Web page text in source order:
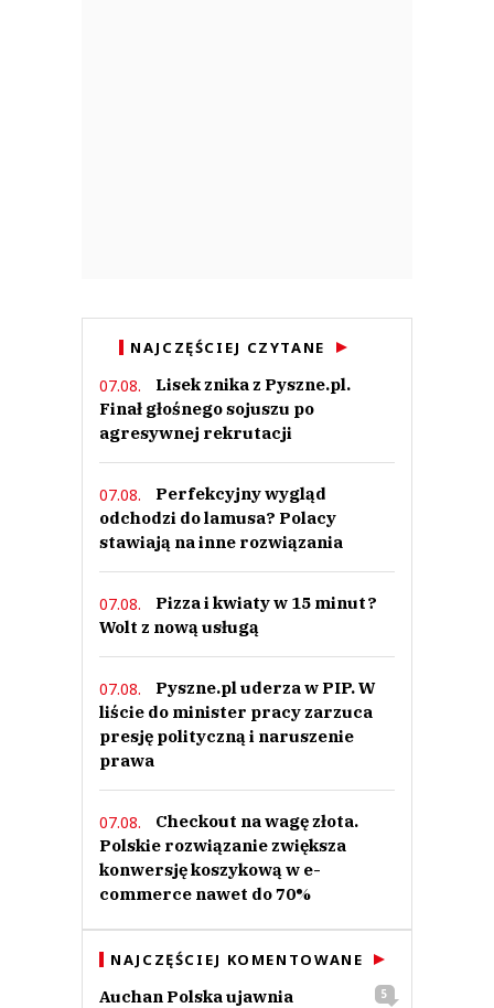
NAJCZĘŚCIEJ CZYTANE
07.08.
Lisek znika z Pyszne.pl.
Finał głośnego sojuszu po
agresywnej rekrutacji
07.08.
Perfekcyjny wygląd
odchodzi do lamusa? Polacy
stawiają na inne rozwiązania
07.08.
Pizza i kwiaty w 15 minut?
Wolt z nową usługą
07.08.
Pyszne.pl uderza w PIP. W
liście do minister pracy zarzuca
presję polityczną i naruszenie
prawa
07.08.
Checkout na wagę złota.
Polskie rozwiązanie zwiększa
konwersję koszykową w e-
commerce nawet do 70%
NAJCZĘŚCIEJ KOMENTOWANE
Auchan Polska ujawnia
5